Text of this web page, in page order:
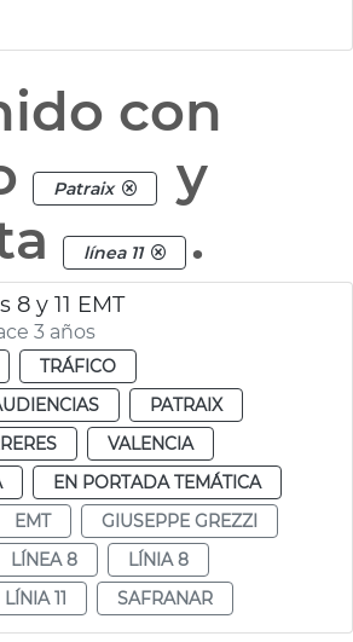
con
Patraix
y
línea 11 .
8 y 11 EMT
3 años
TRÁFICO
PATRAIX
VALENCIA
EN PORTADA TEMÁTICA
EMT
GIUSEPPE GREZZI
LÍNEA 8
LÍNIA 8
LÍNIA 11 SAFRANAR